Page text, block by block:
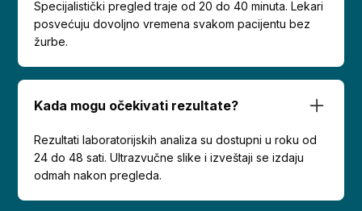
Specijalistički pregled traje od 20 do 40 minuta. Lekari
posvećuju dovoljno vremena svakom pacijentu bez
žurbe.
Kada mogu očekivati rezultate?
Rezultati laboratorijskih analiza su dostupni u roku od
24 do 48 sati. Ultrazvučne slike i izveštaji se izdaju
odmah nakon pregleda.